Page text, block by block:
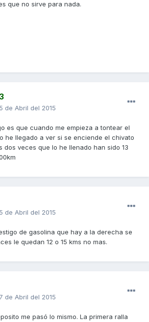
que no sirve para nada.
de Abril del 2015
es que cuando me empieza a tontear el
he llegado a ver si se enciende el chivato
dos veces que lo he llenado han sido 13
de Abril del 2015
de gasolina que hay a la derecha se
le quedan 12 o 15 kms no mas.
de Abril del 2015
me pasó lo mismo. La primera ralla